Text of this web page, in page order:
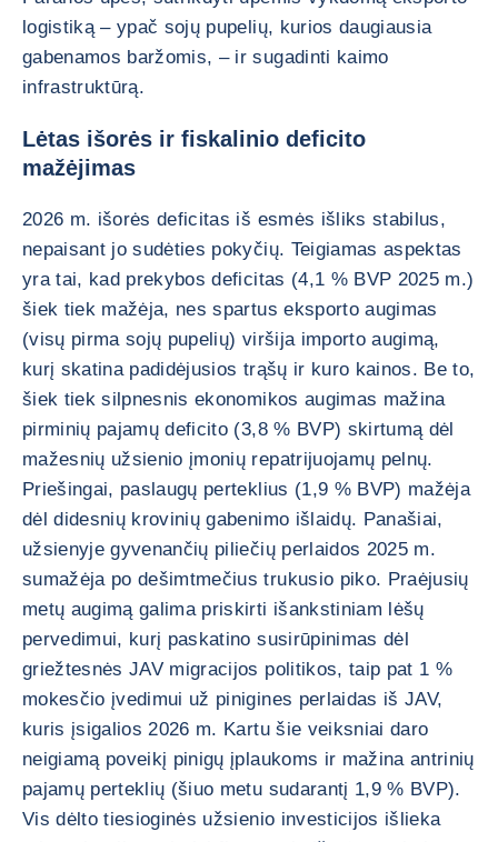
logistiką – ypač sojų pupelių, kurios daugiausia
gabenamos baržomis, – ir sugadinti kaimo
infrastruktūrą.
Lėtas išorės ir fiskalinio deficito
mažėjimas
2026 m. išorės deficitas iš esmės išliks stabilus,
nepaisant jo sudėties pokyčių. Teigiamas aspektas
yra tai, kad prekybos deficitas (4,1 % BVP 2025 m.)
šiek tiek mažėja, nes spartus eksporto augimas
(visų pirma sojų pupelių) viršija importo augimą,
kurį skatina padidėjusios trąšų ir kuro kainos. Be to,
šiek tiek silpnesnis ekonomikos augimas mažina
pirminių pajamų deficito (3,8 % BVP) skirtumą dėl
mažesnių užsienio įmonių repatrijuojamų pelnų.
Priešingai, paslaugų perteklius (1,9 % BVP) mažėja
dėl didesnių krovinių gabenimo išlaidų. Panašiai,
užsienyje gyvenančių piliečių perlaidos 2025 m.
sumažėja po dešimtmečius trukusio piko. Praėjusių
metų augimą galima priskirti išankstiniam lėšų
pervedimui, kurį paskatino susirūpinimas dėl
griežtesnės JAV migracijos politikos, taip pat 1 %
mokesčio įvedimui už pinigines perlaidas iš JAV,
kuris įsigalios 2026 m. Kartu šie veiksniai daro
neigiamą poveikį pinigų įplaukoms ir mažina antrinių
pajamų perteklių (šiuo metu sudarantį 1,9 % BVP).
Vis dėlto tiesioginės užsienio investicijos išlieka